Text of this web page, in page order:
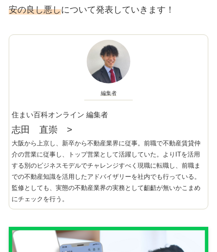
安の良し悪しについて発表していきます！
編集者
住まい百科オンライン 編集者
志田 直崇 >
大阪から上京し、新卒から不動産業界に従事。前職で不動産賃貸仲
介の営業に従事し、トップ営業として活躍していた。よりITを活用
する別のビジネスモデルでチャレンジすべく現職に転職し、前職ま
での不動産知識を活用したアドバイザリーを社内でも行っている。
監修としても、実態の不動産業界の実務として齟齬が無いかこまめ
にチェックを行う。